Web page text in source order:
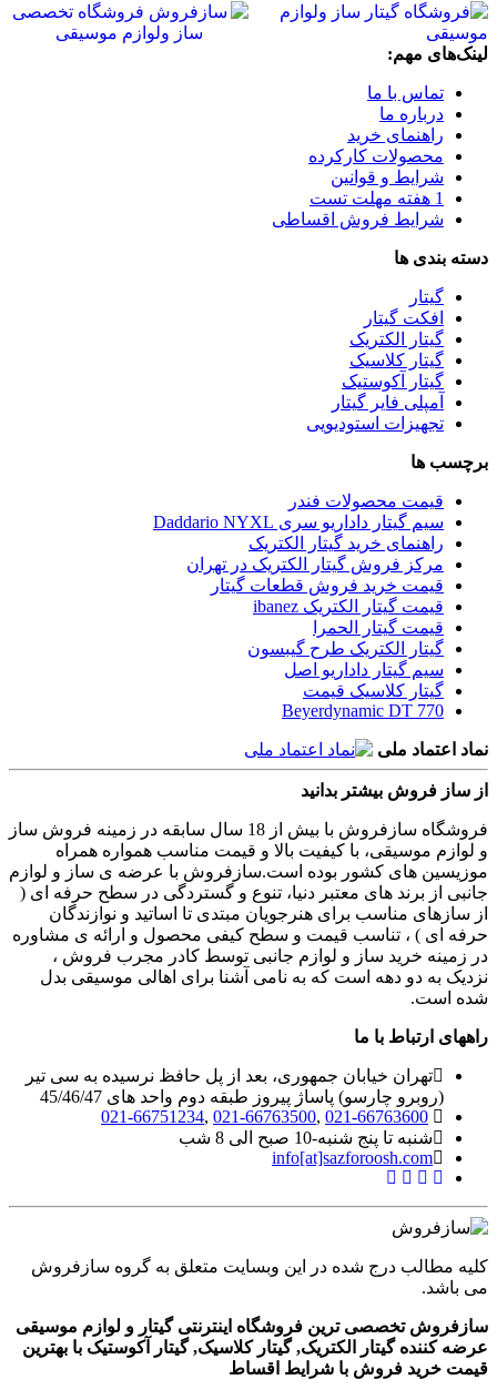
لینک‌های مهم:
تماس با ما
درباره ما
راهنمای خرید
محصولات کارکرده
شرایط و قوانین
1 هفته مهلت تست
شرایط فروش اقساطی
دسته بندی ها
گیتار
افکت گیتار
گیتار الکتریک
گیتار کلاسیک
گیتار آکوستیک
آمپلی فایر گیتار
تجهیزات استودیویی
برچسب ها
قیمت محصولات فندر
سیم گیتار داداریو سری Daddario NYXL
راهنمای خرید گیتار الکتریک
مرکز فروش گیتار الکتریک در تهران
قیمت خرید فروش قطعات گیتار
قیمت گیتار الکتریک ibanez
قیمت گیتار الحمرا
گیتار الکتریک طرح گیبسون
سیم گیتار داداریو اصل
گیتار کلاسیک قیمت
Beyerdynamic DT 770
نماد اعتماد ملی
از ساز فروش بیشتر بدانید
فروشگاه سازفروش با بیش از 18 سال سابقه در زمینه فروش ساز
و لوازم موسیقی، با کیفیت بالا و قیمت مناسب همواره همراه
موزیسین های کشور بوده است.سازفروش با عرضه ی ساز و لوازم
جانبی از برند های معتبر دنیا، تنوع و گستردگی در سطح حرفه ای (
از سازهای مناسب برای هنرجویان مبتدی تا اساتید و نوازندگان
حرفه ای ) ، تناسب قیمت و سطح کیفی محصول و ارائه ی مشاوره
در زمینه خرید ساز و لوازم جانبی توسط کادر مجرب فروش ،
نزدیک به دو دهه است که به نامی آشنا برای اهالی موسیقی بدل
شده است.
راههای ارتباط با ما
تهران خیابان جمهوری، بعد از پل حافظ نرسیده به سی تیر
(روبرو چارسو) پاساژ پیروز طبقه دوم واحد های 45/46/47
021-66763600
,
021-66763500
,
021-66751234
شنبه تا پنج شنبه-10 صبح الی 8 شب
info[at]sazforoosh.com
کلیه مطالب درج شده در این وبسایت متعلق به گروه سازفروش
می باشد.
سازفروش تخصصی ترین فروشگاه اینترنتی گیتار و لوازم موسیقی
عرضه کننده گیتار الکتریک, گیتار کلاسیک, گیتار آکوستیک با بهترین
قیمت خرید فروش با شرایط اقساط